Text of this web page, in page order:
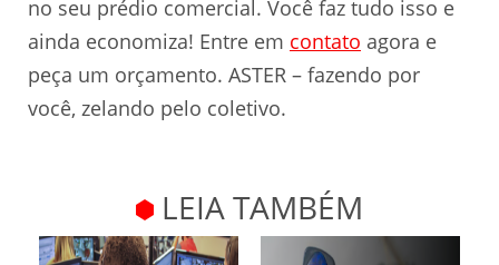
no seu prédio comercial. Você faz tudo isso e
ainda economiza! Entre em contato agora e
peça um orçamento. ASTER – fazendo por
você, zelando pelo coletivo.
LEIA TAMBÉM